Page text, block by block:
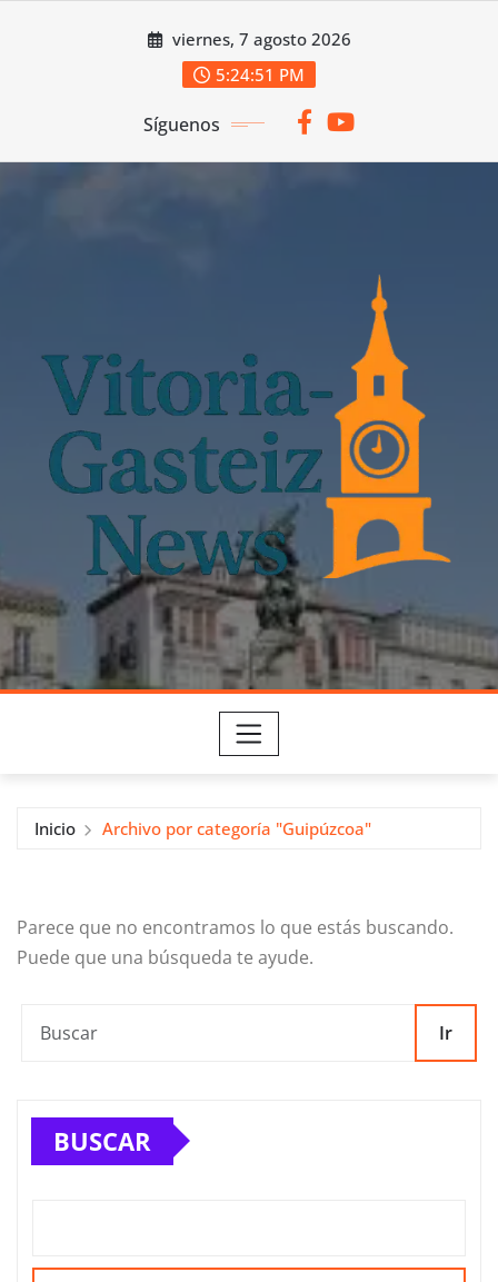
viernes, 7 agosto 2026
5:24:51 PM
Síguenos
Inicio Archivo por categoría "Guipúzcoa"
Parece que no encontramos lo que estás buscando.
Puede que una búsqueda te ayude.
Ir
BUSCAR